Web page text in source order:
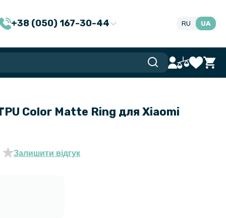
+38 (050) 167-30-44 RU UA
Color Matte Ring для Xiaomi
Залишити відгук